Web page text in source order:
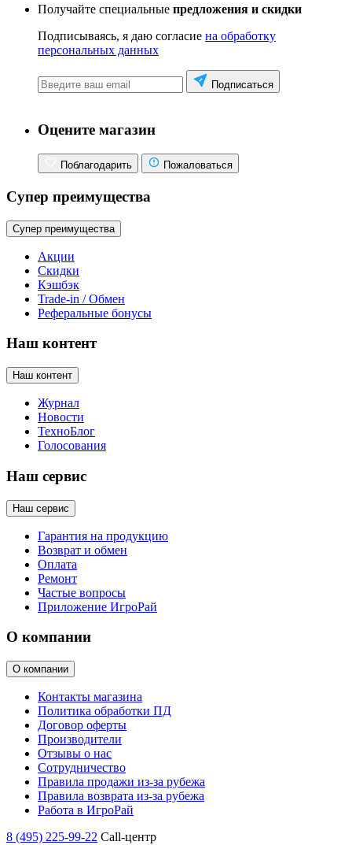
Получайте специальные предложения и скидки
Подписываясь, я даю согласие на обработку
персональных данных
Подписаться
Оцените магазин
Поблагодарить Пожаловаться
Супер преимущества
Супер преимущества
Акции
Скидки
Кэшбэк
Trade-in / Обмен
Реферальные бонусы
Наш контент
Наш контент
Журнал
Новости
ТехноБлог
Голосования
Наш сервис
Наш сервис
Гарантия на продукцию
Возврат и обмен
Оплата
Ремонт
Частые вопросы
Приложение ИгроРай
О компании
О компании
Контакты магазина
Политика обработки ПД
Договор оферты
Производители
Отзывы о нас
Сотрудничество
Правила продажи из-за рубежа
Правила возврата из-за рубежа
Работа в ИгроРай
8 (495) 225-99-22 Call-центр